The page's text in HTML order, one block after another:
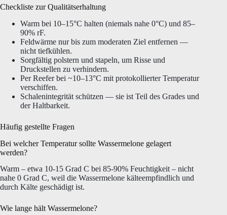
Checkliste zur Qualitätserhaltung
Warm bei 10–15°C halten (niemals nahe 0°C) und 85–
90% rF.
Feldwärme nur bis zum moderaten Ziel entfernen —
nicht tiefkühlen.
Sorgfältig polstern und stapeln, um Risse und
Druckstellen zu verhindern.
Per Reefer bei ~10–13°C mit protokollierter Temperatur
verschiffen.
Schalenintegrität schützen — sie ist Teil des Grades und
der Haltbarkeit.
Häufig gestellte Fragen
Bei welcher Temperatur sollte Wassermelone gelagert
werden?
Warm – etwa 10-15 Grad C bei 85-90% Feuchtigkeit – nicht
nahe 0 Grad C, weil die Wassermelone kälteempfindlich und
durch Kälte geschädigt ist.
Wie lange hält Wassermelone?